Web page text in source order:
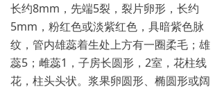
长约8mm，先端5裂，裂片卵形，长约
5mm，粉红色或淡紫红色，具暗紫色脉
纹，管内雄蕊着生处上方有一圈柔毛；雄
蕊5；雌蕊1，子房长圆形，2室，花柱线
花，柱头头状。浆果卵圆形、椭圆形或阔